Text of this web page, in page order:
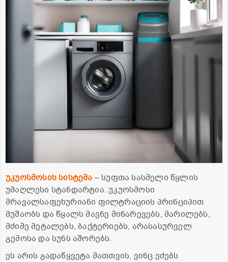
უკუოსმოსის სისტემა – სუფთა სასმელი წყლის
უმაღლესი სტანდარტია. უკუოსმოსი
მრავალსაფეხურიანი ფილტრაციის პრინციპით
მუშაობს და წყალს მავნე მინარევებს, მარილებს,
მძიმე მეტალებს, ბაქტერიებს, არასასურველ
გემოსა და სუნს აშორებს.
ეს არის გადაწყვეტა მათთვის, ვინც ეძებს